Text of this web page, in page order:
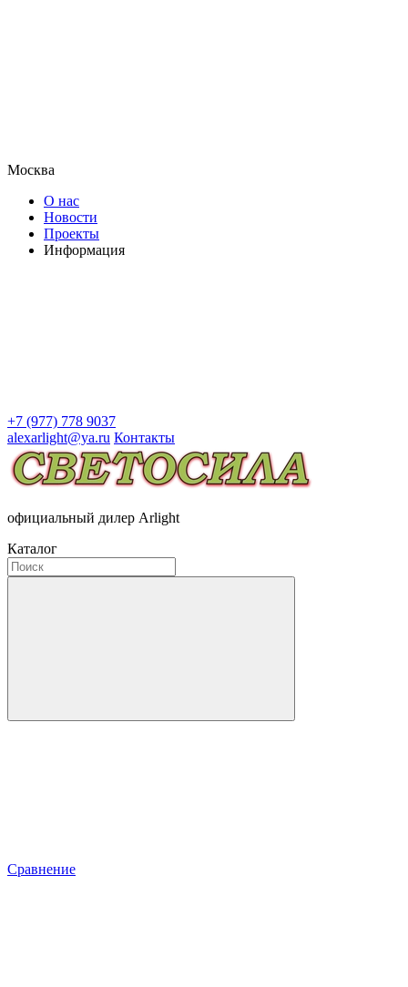
Москва
О нас
Новости
Проекты
Информация
+7 (977) 778 9037
alexarlight@ya.ru Контакты
официальный дилер Arlight
Каталог
Сравнение